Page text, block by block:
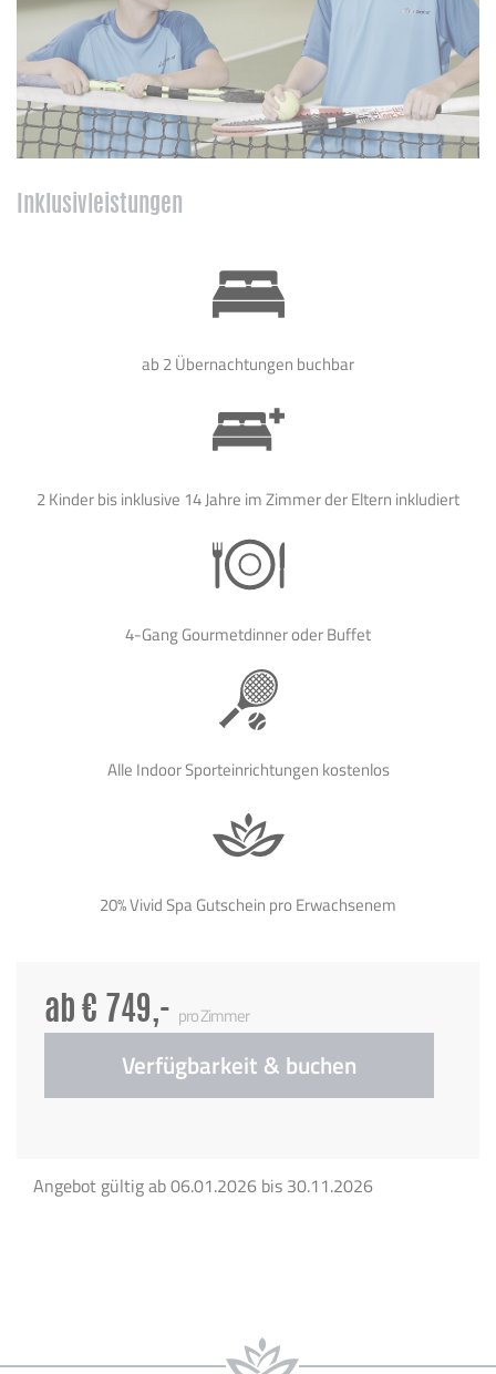
Inklusivleistungen
ab 2 Übernachtungen buchbar
2 Kinder bis inklusive 14 Jahre im Zimmer der Eltern inkludiert
4-Gang Gourmetdinner oder Buffet
Alle Indoor Sporteinrichtungen kostenlos
20% Vivid Spa Gutschein pro Erwachsenem
ab € 749,- pro Zimmer
Verfügbarkeit & buchen
Angebot gültig ab 06.01.2026 bis 30.11.2026